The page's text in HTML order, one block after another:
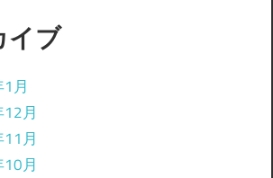
イブ
月
月
月
月